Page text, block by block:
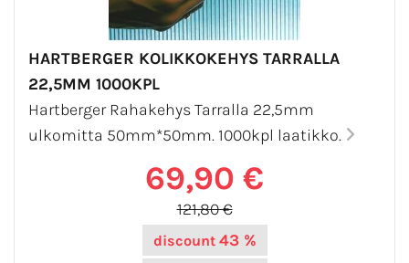
HARTBERGER KOLIKKOKEHYS TARRALLA
22,5MM 1000KPL
Hartberger Rahakehys Tarralla 22,5mm
ulkomitta 50mm*50mm. 1000kpl laatikko.
69,90 €
121,80 €
discount 43 %